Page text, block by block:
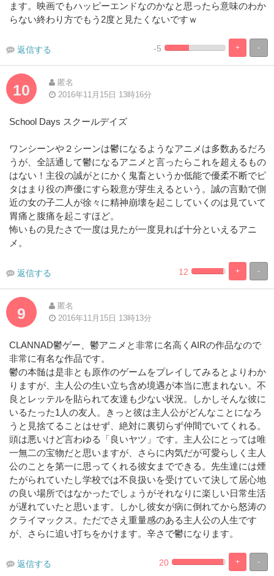
ます。映画でもハッピーエンドなのかなと思ったら意味のわか
らない終わり方でもう2度と見たくないですｗ
-
+
2.2727272727273%
-5
返信する
10
匿名
2016年11月15日 13時16分
School Days スクールデイズ
ワンシーンや２シーンは鬱になるようなアニメは多数あるだろ
うが、全話通して鬱になるアニメと言ったらこれを超えるもの
はない！主役の誠がとにかく鬼畜というか低能で優柔不断でピ
タはまり役の声優にすら殺意が芽生えるという。誠の言動で側
近の女の子二人が徐々に精神崩壊を起こしていくのは見ていて
胃痛と腹痛を起こすほど。
怖いもの見たさで一度は見たが一度見れば十分といえるアニ
メ。
-
+
12
返信する
9
匿名
2016年11月15日 13時13分
CLANNAD鬱ゲー、鬱アニメと非常に名高くAIRの作品なので
非常に有名な作品です。
鬱の本髄は是非とも原作のゲームをプレイしてみるとよりわか
りますが、主人公の生い立ち含め境遇が本当に恵まれない。不
良とレッテルを貼られて友達も少ない状況。しかしそんな彼に
いるたった1人の友人。きっと彼は主人公がどんなことになろ
うと見捨てることはせず、絶対に裏切らず仲間でいてくれる。
頭は悪いけど言わゆる「良いヤツ」です。主人公にとっては唯
一無二の宝物だと思いますが、さらに内気だが可愛らしく主人
公のことを第一に思ってくれる彼女までできる。先生達には煙
たがられていたし学校では不良扱いを受けていて決して居心地
の良い場所ではなかったでしょうがそれなりに楽しい日常生活
が遅れていたと思います。しかし彼女が病に倒れてから怒涛の
クライマックス。ただでさえ重量感のある主人公の人生です
が、さらに追い打ちをかけます。辛さで鬱になります。
-
+
2.2727272727273%
20
返信する